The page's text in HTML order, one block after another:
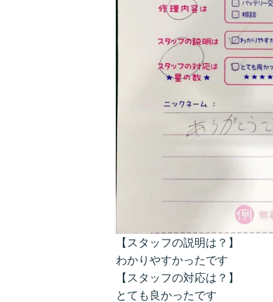
【スタッフの説明は？】
わかりやすかったです
【スタッフの対応は？】
とても良かったです